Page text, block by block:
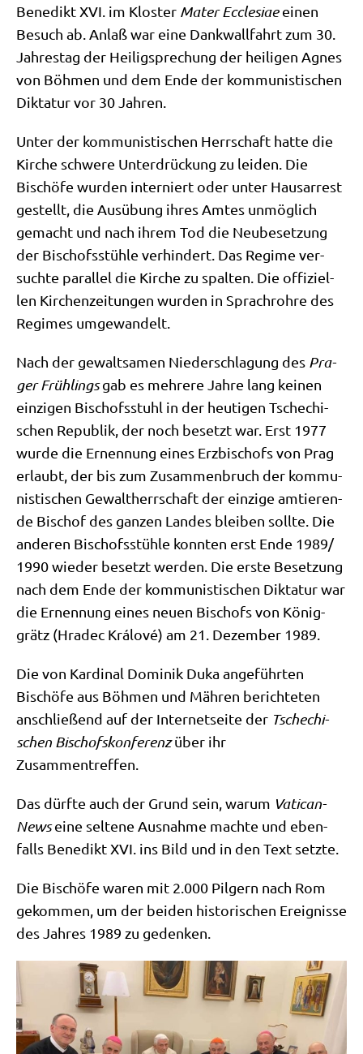
Bene­dikt XVI. im Klo­ster Mater Eccle­siaeeinen
Besuch ab. Anlaß war eine Dank­wall­fahrt zum 30.
Jah­res­tag der Hei­lig­spre­chung der hei­li­gen Agnes
von Böh­men und dem Ende der kom­mu­ni­sti­schen
Dik­ta­tur vor 30 Jahren.
Unter der kom­mu­ni­sti­schen Herr­schaft hat­te die
Kir­che schwe­re Unter­drückung zu lei­den. Die
Bischö­fe wur­den inter­niert oder unter Haus­ar­rest
gestellt, die Aus­übung ihres Amtes unmög­lich
gemacht und nach ihrem Tod die Neu­be­set­zung
der Bischofs­stüh­le ver­hin­dert. Das Regime ver­
such­te par­al­lel die Kir­che zu spal­ten. Die offi­zi­el­
len Kir­chen­zei­tun­gen wur­den in Sprach­roh­re des
Regimes umgewandelt.
Nach der gewalt­sa­men Nie­der­schla­gung des Pra­
ger Früh­lingsgab es meh­re­re Jah­re lang kei­nen
ein­zi­gen Bischofs­stuhl in der heu­ti­gen Tsche­chi­
schen Repu­blik, der noch besetzt war. Erst 1977
wur­de die Ernen­nung eines Erz­bi­schofs von Prag
erlaubt, der bis zum Zusam­men­bruch der kom­mu­
ni­sti­schen Gewalt­herr­schaft der ein­zi­ge amtie­ren­
de Bischof des gan­zen Lan­des blei­ben soll­te. Die
ande­ren Bischofs­stüh­le konn­ten erst Ende 1989/​
1990 wie­der besetzt wer­den. Die erste Beset­zung
nach dem Ende der kom­mu­ni­sti­schen Dik­ta­tur war
die Ernen­nung eines neu­en Bischofs von König­
grätz (Hra­dec Krá­l­o­vé) am 21. Dezem­ber 1989.
Die von Kar­di­nal Domi­nik Duka ange­führ­ten
Bischö­fe aus Böh­men und Mäh­ren berich­te­ten
anschlie­ßend auf der Inter­net­sei­te der Tsche­chi­
schen Bischofs­kon­fe­renzüber ihr
Zusammentreffen.
Das dürf­te auch der Grund sein, war­um Vati­can­
Newseine sel­te­ne Aus­nah­me mach­te und eben­
falls Bene­dikt XVI. ins Bild und in den Text setzte.
Die Bischö­fe waren mit 2.000 Pil­gern nach Rom
gekom­men, um der bei­den histo­ri­schen Ereig­nis­se
des Jah­res 1989 zu gedenken.